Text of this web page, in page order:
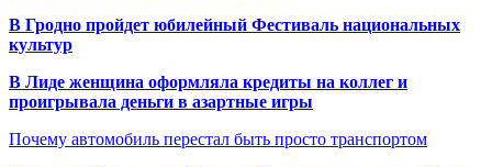
В Гродно пройдет юбилейный Фестиваль национальных
культур
В Лиде женщина оформляла кредиты на коллег и
проигрывала деньги в азартные игры
Почему автомобиль перестал быть просто транспортом